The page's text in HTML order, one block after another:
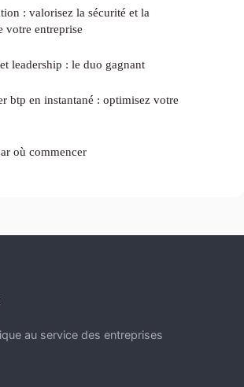
: valorisez la sécurité et la
votre entreprise
leadership : le duo gagnant
btp en instantané : optimisez votre
où commencer
au service des entreprises